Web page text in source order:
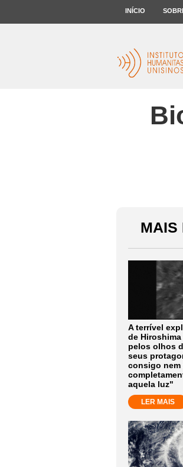
INÍCIO
MAIS
A terrível
de
pelos olhos
seus
consigo nem
aquela luz"
LER MAIS